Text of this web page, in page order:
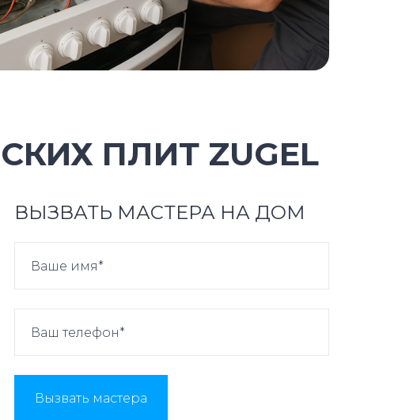
ПЛИТ ZUGEL
ВЫЗВАТЬ МАСТЕРА НА ДОМ
Вызвать мастера